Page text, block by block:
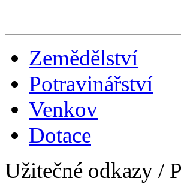
Zemědělství
Potravinářství
Venkov
Dotace
Užitečné odkazy /